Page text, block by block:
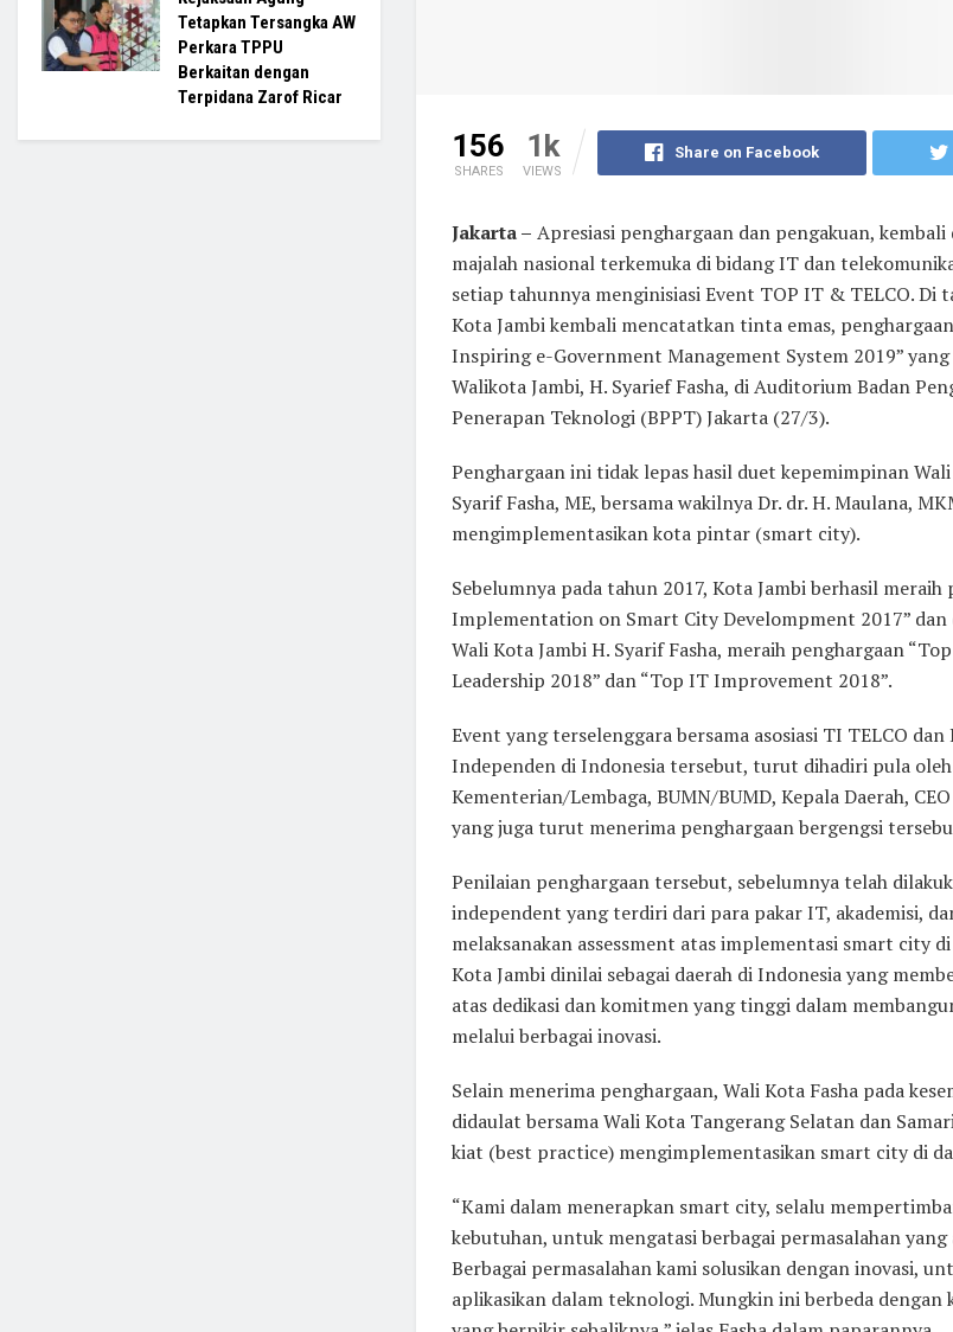
156
SHARES
1k
VIEWS
Share on Facebook
Jakarta – Apresiasi penghargaan dan pengakuan,
majalah nasional terkemuka di bidang IT dan
setiap tahunnya menginisiasi Event TOP IT & TELCO. Di
Kota Jambi kembali mencatatkan tinta emas,
Inspiring e-Government Management System 2019”
Walikota Jambi, H. Syarief Fasha, di Auditorium Badan
Penerapan Teknologi (BPPT) Jakarta (27/3).
Penghargaan ini tidak lepas hasil duet kepemimpinan Wali
Syarif Fasha, ME, bersama wakilnya Dr. dr. H. Maulana,
mengimplementasikan kota pintar (smart city).
Sebelumnya pada tahun 2017, Kota Jambi berhasil
Implementation on Smart City Develompment 2017”
Wali Kota Jambi H. Syarif Fasha, meraih penghargaan
Leadership 2018” dan “Top IT Improvement 2018”.
Event yang terselenggara bersama asosiasi TI TELCO
Independen di Indonesia tersebut, turut dihadiri pula
Kementerian/Lembaga, BUMN/BUMD, Kepala Daerah,
yang juga turut menerima penghargaan bergengsi
Penilaian penghargaan tersebut, sebelumnya telah
independent yang terdiri dari para pakar IT, akademisi,
melaksanakan assessment atas implementasi smart city
Kota Jambi dinilai sebagai daerah di Indonesia yang
atas dedikasi dan komitmen yang tinggi dalam
melalui berbagai inovasi.
Selain menerima penghargaan, Wali Kota Fasha pada
didaulat bersama Wali Kota Tangerang Selatan dan
kiat (best practice) mengimplementasikan smart city di
“Kami dalam menerapkan smart city, selalu
kebutuhan, untuk mengatasi berbagai permasalahan yang
Berbagai permasalahan kami solusikan dengan inovasi,
aplikasikan dalam teknologi. Mungkin ini berbeda dengan
Tetapkan Tersangka AW
Perkara TPPU
Berkaitan dengan
Terpidana Zarof Ricar